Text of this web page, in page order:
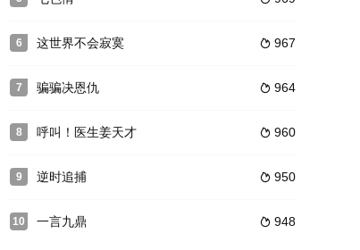
找复仇证据的过程中意外被
两人从矛盾频频到携手相伴，都遭受过心理创伤却最终互相治
王奎荣 饰）躲清净的逍遥所在，谁知媳妇（方子春 饰）却背着他
凭借血月她意外穿越回到1998年。李千金抓住机缘逆天改命，她
对任何事情都有新鲜感和探
新加坡土生华人大家庭，温柔漂亮更有一手好厨艺和女红，由
然相遇，彼此间的爱情瞬间萌发。（内容来源于华数）
发着挥之不去的小资情调，这份独特的气质在那个革命年代里显
6  967
这世界不会寂寞
7  964
骗骗决恩仇
8  960
呼叫！医生姜天才
9  950
逆时追捕
10  948
一言九鼎